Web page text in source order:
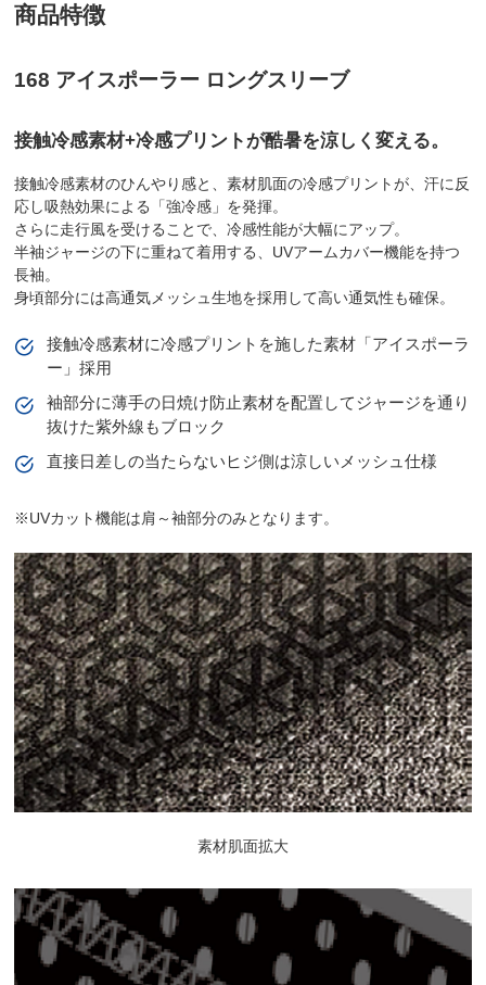
商品特徴
168 アイスポーラー ロングスリーブ
接触冷感素材+冷感プリントが酷暑を涼しく変える。
接触冷感素材のひんやり感と、素材肌面の冷感プリントが、汗に反
応し吸熱効果による「強冷感」を発揮。
さらに走行風を受けることで、冷感性能が大幅にアップ。
半袖ジャージの下に重ねて着用する、UVアームカバー機能を持つ
長袖。
身頃部分には高通気メッシュ生地を採用して高い通気性も確保。
接触冷感素材に冷感プリントを施した素材「アイスポーラ
ー」採用
袖部分に薄手の日焼け防止素材を配置してジャージを通り
抜けた紫外線もブロック
直接日差しの当たらないヒジ側は涼しいメッシュ仕様
※UVカット機能は肩～袖部分のみとなります。
素材肌面拡大